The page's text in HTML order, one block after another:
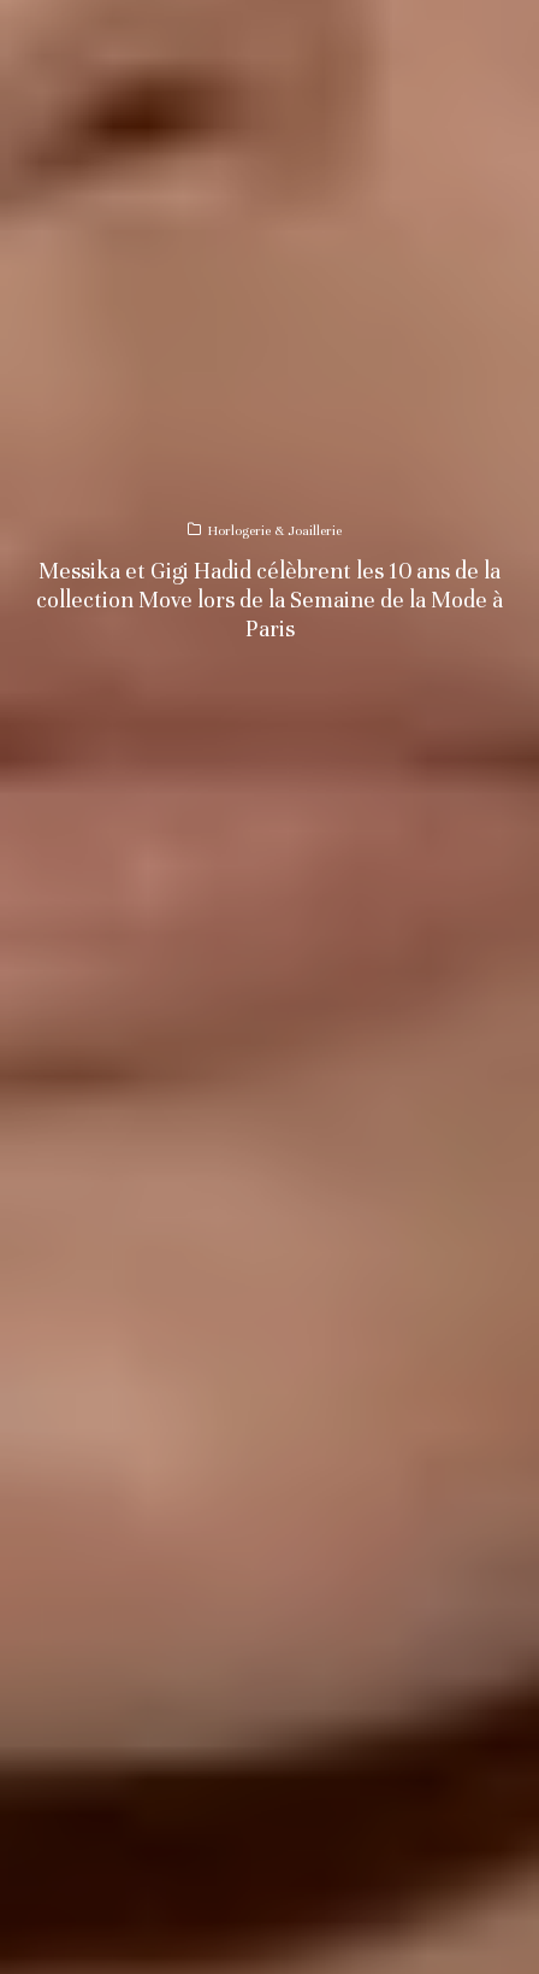
Horlogerie & Joaillerie
Messika et Gigi Hadid célèbrent les 10 ans de la
collection Move lors de la Semaine de la Mode à
Paris